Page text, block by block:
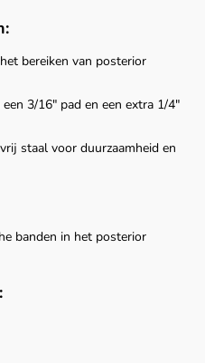
bereiken van posterior
3/16" pad en een extra 1/4"
staal voor duurzaamheid en
banden in het posterior